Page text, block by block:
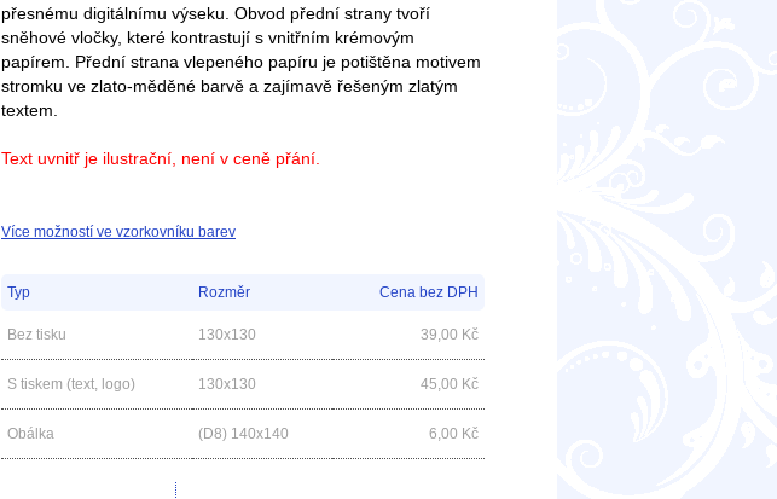
přesnému digitálnímu výseku. Obvod přední strany tvoří
sněhové vločky, které kontrastují s vnitřním krémovým
papírem. Přední strana vlepeného papíru je potištěna motivem
stromku ve zlato-měděné barvě a zajímavě řešeným zlatým
textem.
Text uvnitř je ilustrační, není v ceně přání.
Více možností ve vzorkovníku barev
Typ Rozměr Cena bez DPH
Bez tisku 130x130 39,00 Kč
S tiskem (text, logo) 130x130 45,00 Kč
Obálka (D8) 140x140 6,00 Kč